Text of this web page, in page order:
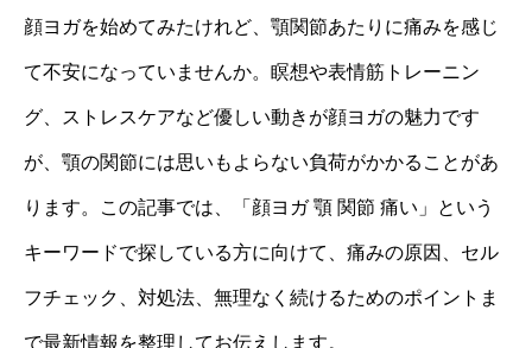
顔ヨガを始めてみたけれど、顎関節あたりに痛みを感じ
て不安になっていませんか。瞑想や表情筋トレーニン
グ、ストレスケアなど優しい動きが顔ヨガの魅力です
が、顎の関節には思いもよらない負荷がかかることがあ
ります。この記事では、「顔ヨガ 顎 関節 痛い」という
キーワードで探している方に向けて、痛みの原因、セル
フチェック、対処法、無理なく続けるためのポイントま
で最新情報を整理してお伝えします。